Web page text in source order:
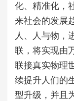
化、精准化，
来社会的发展
人、人与物，
联，将实现由
联接真实物理
续提升人们的
型升级，并且